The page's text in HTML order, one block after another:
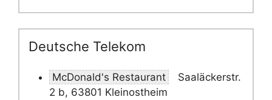
Deutsche Telekom
McDonald's Restaurant
Saaläckerstr.
2 b, 63801 Kleinostheim